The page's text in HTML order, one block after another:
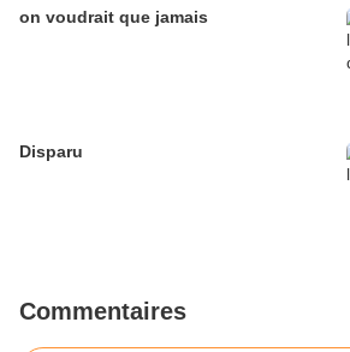
on voudrait que jamais
Disparu
Commentaires